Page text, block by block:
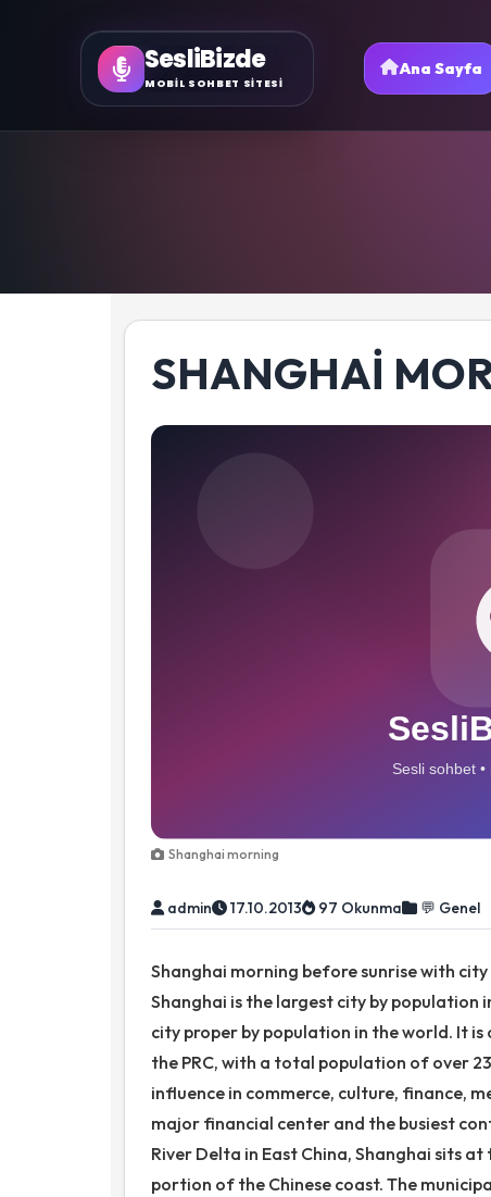
SesliBizde
MOBİL SOHBET SİTESİ
Ana Sayfa
SHANGHAI
Shanghai morning
admin 17.10.2013 97 Okunma 💬 Genel
Shanghai morning before sunrise with
Shanghai is the largest city by population
city proper by population in the world. It
the PRC, with a total population of over
influence in commerce, culture, finance,
major financial center and the busiest
River Delta in East China, Shanghai sits
portion of the Chinese coast. The